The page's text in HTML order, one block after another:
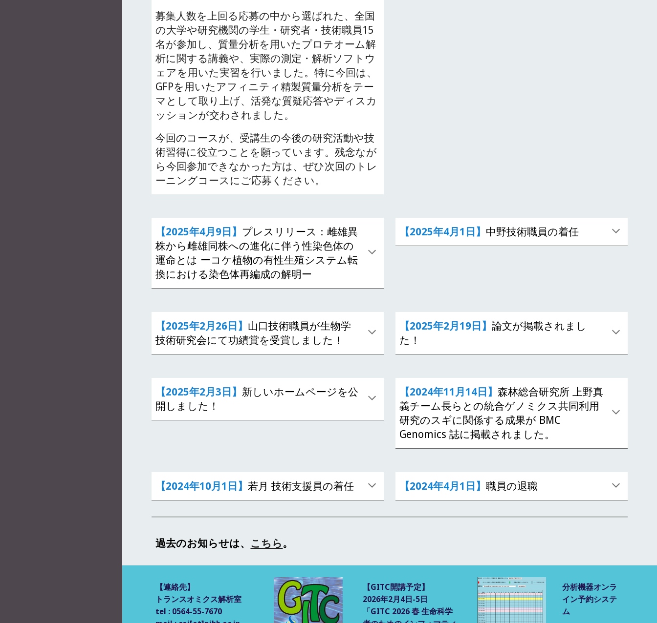
募集人数を上回る応募の中から選ばれた、全国
の大学や研究機関の学生・研究者・技術職員15
名が参加し、質量分析を用いたプロテオーム解
析に関する講義や、実際の測定・解析ソフトウ
ェアを用いた実習を行いました。特に今回は、
GFPを用いたアフィニティ精製質量分析をテー
マとして取り上げ、活発な質疑応答やディスカ
ッションが交わされました。
今回のコースが、受講生の今後の研究活動や技
術習得に役立つことを願っています。残念なが
ら今回参加できなかった方は、ぜひ次回のトレ
ーニングコースにご応募ください。
【2025年4月9日】 プレスリリース：雌雄異
株から雌雄同株への進化に伴う性染色体の
運命とは ーコケ植物の有性生殖システム転
換における染色体再編成の解明ー
【2025年4月1日】 中野技術職員の着任
【2025年2月 26日】 山口技術職員が生物学
技術研究会にて功績賞を受賞しまし た！
【2025年2月19日】論文が掲載されまし
た！
【2025年2月3日】 新しいホームページを公
開しました！
【2024年11月14日】森林総合研究所 上野真
義チーム長らとの統合ゲノミクス共同利用
研究のスギに関係する成果が BMC
Genomics 誌に掲載されました。
【2024年10月1日】若月 技術支援員の着任 【2024年4月1 日】職員の退職
過去のお知らせは、 こちら 。
【連絡先】
トランスオミクス解析室
tel : 0564-55-7670
【GITC開講予定】
2026年2月4日-5日
「GITC 2026 春 生命科学
分析機器オンラ
イン予約システ
ム